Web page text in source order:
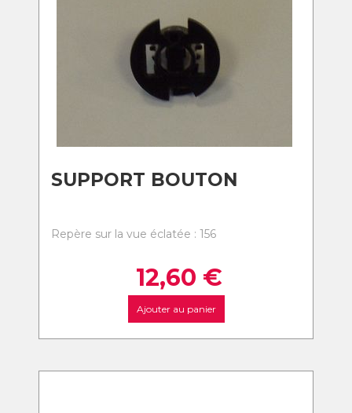
SUPPORT BOUTON
Repère sur la vue éclatée : 156
12,60 €
Ajouter au panier